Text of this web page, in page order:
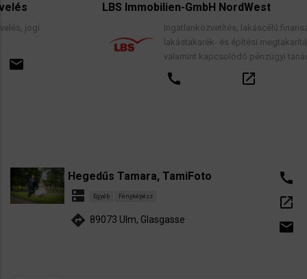
LBS Immobilien-GmbH NordWest
Ingatlanközvetítés, lakáscélú finanszírozási
lakástakarék- és építési megtakarítási
valamint kapcsolódó pénzügyi tanácsadás.
Hegedűs Tamara, TamiFoto
dns Egyéb Fényképész
directions 89073 Ulm, Glasgasse
call
open_in_new
email